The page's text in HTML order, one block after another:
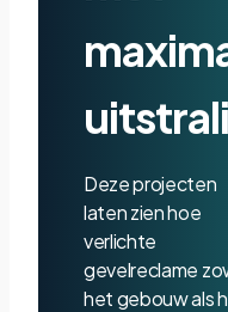
Deze projecten
laten zien hoe
verlichte
gevelreclame
het gebouw als